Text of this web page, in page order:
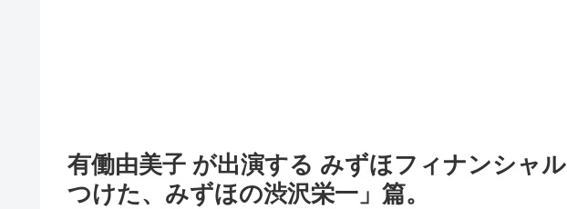
有働由美子 が出演する みずほフィナンシャ
つけた、みずほの渋沢栄一」篇。